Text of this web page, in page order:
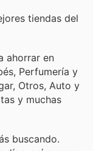
tiendas del
ahorrar en
Perfumería y
Otros, Auto y
y muchas
buscando.